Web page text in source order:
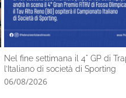
Nel fine settimana il 4° GP di
l’Italiano di società di Sporting
06/08/2026